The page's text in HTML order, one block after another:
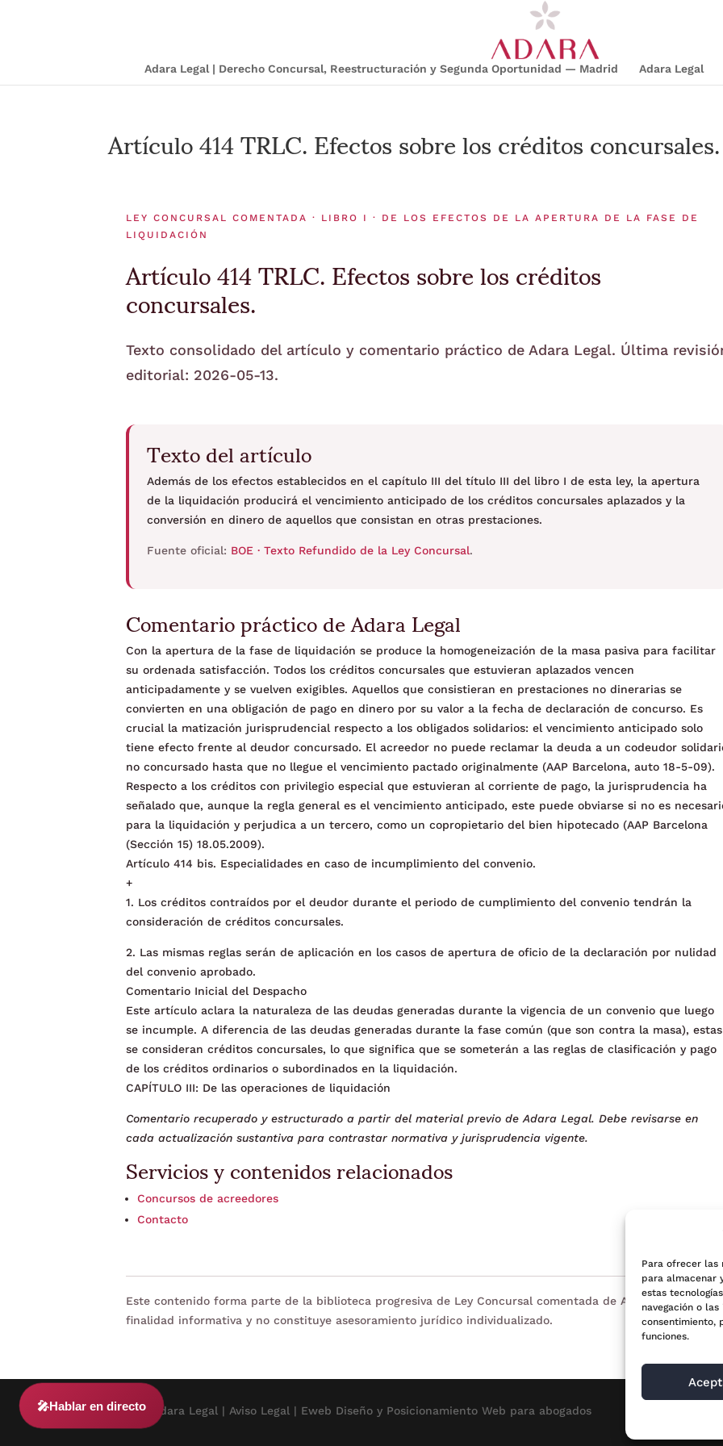
Para ofrecer las
para almacenar
estas
navegación o
consentimiento,
funciones.
Adara Legal | Derecho Concursal, Reestructuración y Segunda Oportunidad — Madrid Adara Legal
Artículo 414 TRLC. Efectos sobre los créditos concursales.
LEY CONCURSAL COMENTADA · LIBRO I · DE LOS EFECTOS DE LA APERTURA DE LA FASE DE
LIQUIDACIÓN
Artículo 414 TRLC. Efectos sobre los créditos
concursales.
Texto consolidado del artículo y comentario práctico de Adara Legal. Última
editorial: 2026-05-13.
Texto del artículo
Además de los efectos establecidos en el capítulo III del título III del libro I de esta ley, la apertura
de la liquidación producirá el vencimiento anticipado de los créditos concursales aplazados y la
conversión en dinero de aquellos que consistan en otras prestaciones.
Fuente oficial: BOE · Texto Refundido de la Ley Concursal.
Comentario práctico de Adara Legal
Con la apertura de la fase de liquidación se produce la homogeneización de la masa pasiva para facilitar
su ordenada satisfacción. Todos los créditos concursales que estuvieran aplazados vencen
anticipadamente y se vuelven exigibles. Aquellos que consistieran en prestaciones no dinerarias se
convierten en una obligación de pago en dinero por su valor a la fecha de declaración de concurso. Es
crucial la matización jurisprudencial respecto a los obligados solidarios: el vencimiento anticipado solo
tiene efecto frente al deudor concursado. El acreedor no puede reclamar la deuda a un codeudor
no concursado hasta que no llegue el vencimiento pactado originalmente (AAP Barcelona, auto 18-5-09).
Respecto a los créditos con privilegio especial que estuvieran al corriente de pago, la jurisprudencia ha
señalado que, aunque la regla general es el vencimiento anticipado, este puede obviarse si no es
para la liquidación y perjudica a un tercero, como un copropietario del bien hipotecado (AAP Barcelona
(Sección 15) 18.05.2009).
Artículo 414 bis. Especialidades en caso de incumplimiento del convenio.
+
1. Los créditos contraídos por el deudor durante el periodo de cumplimiento del convenio tendrán la
consideración de créditos concursales.
2. Las mismas reglas serán de aplicación en los casos de apertura de oficio de la declaración por nulidad
del convenio aprobado.
Comentario Inicial del Despacho
Este artículo aclara la naturaleza de las deudas generadas durante la vigencia de un convenio que luego
se incumple. A diferencia de las deudas generadas durante la fase común (que son contra la masa), estas
se consideran créditos concursales, lo que significa que se someterán a las reglas de clasificación y pago
de los créditos ordinarios o subordinados en la liquidación.
CAPÍTULO III: De las operaciones de liquidación
Comentario recuperado y estructurado a partir del material previo de Adara Legal. Debe revisarse en
cada actualización sustantiva para contrastar normativa y jurisprudencia vigente.
Servicios y contenidos relacionados
Concursos de acreedores
Contacto
Este contenido forma parte de la biblioteca progresiva de Ley Concursal comentada de Adara Legal.
finalidad informativa y no constituye asesoramiento jurídico individualizado.
© 2024 Adara Legal | Aviso Legal | Eweb Diseño y PosicionamientoWeb para abogados
🎤Hablar en directo